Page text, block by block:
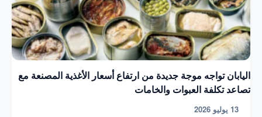
اليابان تواجه موجة جديدة من ارتفاع أسعار الأغذية المصنعة مع
تصاعد تكلفة العبوات والخامات
13 يوليو 2026